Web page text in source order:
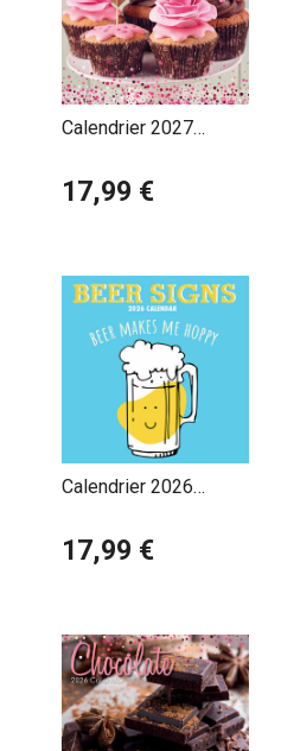
Calendrier 2027
17,99 €
Calendrier 2026
Humoristiques Fan
17,99 €